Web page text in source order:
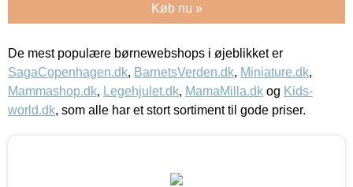
Køb nu »
De mest populære børnewebshops i øjeblikket er
SagaCopenhagen.dk, BarnetsVerden.dk, Miniature.dk,
Mammashop.dk, Legehjulet.dk, MamaMilla.dk og Kids-
world.dk, som alle har et stort sortiment til gode priser.